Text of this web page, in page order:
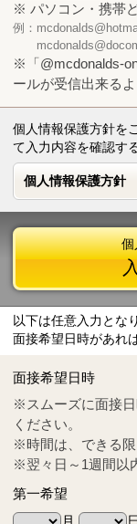
※ パソコン・携帯
例：
※「@mcdonalds-
ールが受信出来る
個人情報保護方針を
て入力内容を確認す
個人情報保護方針
個人情報保護方針
Tel
0570-55-
個
以下は任意入力とな
面接希望日時があれ
面接希望日時
※スムーズに面接
ください。
※時間は、できる限
※翌々日～1週間以
第一希望
月